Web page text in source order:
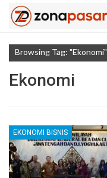
Browsing Tag: "Ekonomi"
Ekonomi
EKONOMI BISNIS